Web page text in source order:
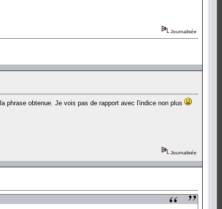
Journalisée
phrase obtenue. Je vois pas de rapport avec l'indice non plus
Journalisée